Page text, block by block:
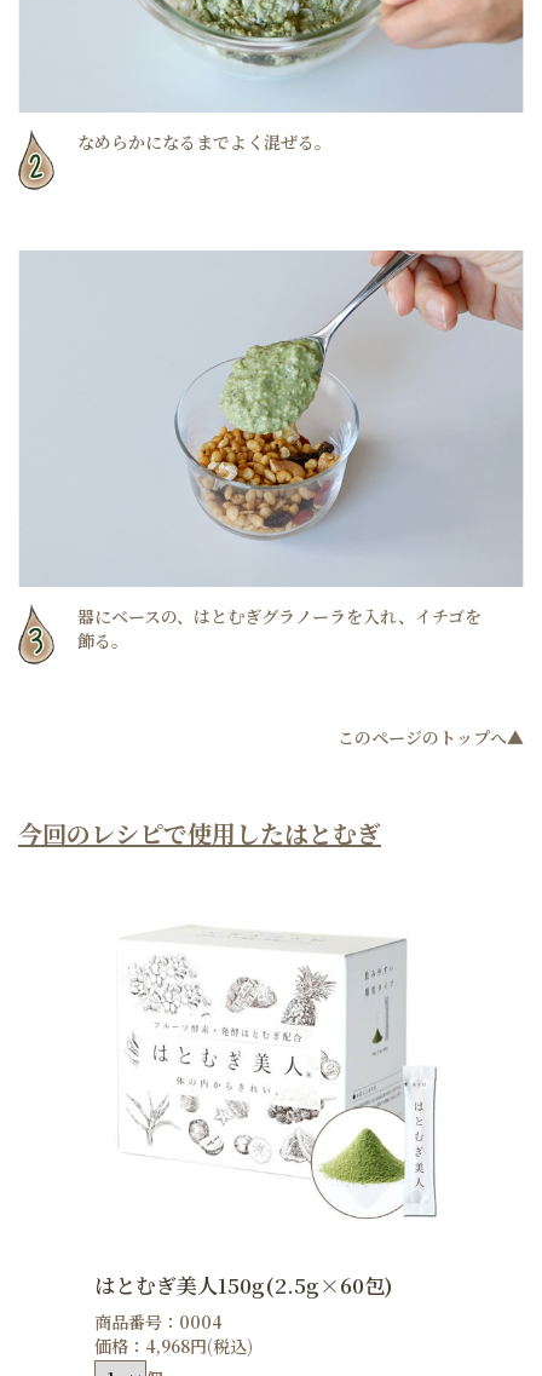
なめらかになるまでよく混ぜる。
器にベースの、はとむぎグラノーラを入れ、イチゴを
飾る。
このページのトップへ▲
今回のレシピで使用したはとむぎ
はとむぎ美人150g(2.5g×60包)
商品番号：0004
価格：4,968円(税込)